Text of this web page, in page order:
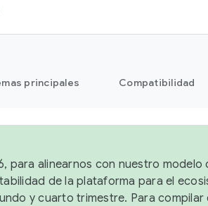
principales Compatibilidad
para alinearnos con nuestro modelo
de la plataforma para el
y cuarto trimestre. Para compilar